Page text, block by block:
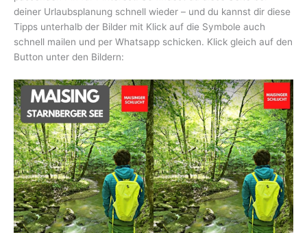
deiner Urlaubsplanung schnell wieder – und du kannst dir diese
Tipps unterhalb der Bilder mit Klick auf die Symbole auch
schnell mailen und per Whatsapp schicken. Klick gleich auf den
Button unter den Bildern: